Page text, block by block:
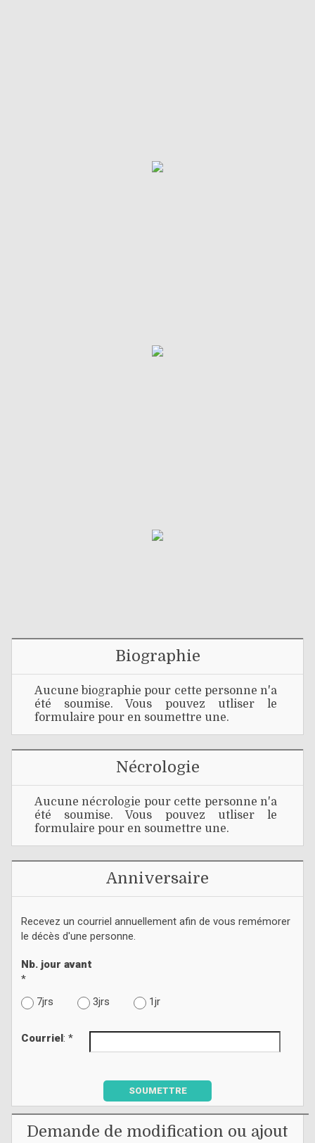
Biographie
Aucune biographie pour cette personne n'a
été soumise. Vous pouvez utliser le
formulaire pour en soumettre une.
Nécrologie
Aucune nécrologie pour cette personne n'a
été soumise. Vous pouvez utliser le
formulaire pour en soumettre une.
Anniversaire
Recevez un courriel annuellement afin de vous remémorer
le décès d'une personne.
Nb. jour avant
*
7jrs
3jrs 1jr
Courriel: *
SOUMETTRE
Demande de modification ou ajout